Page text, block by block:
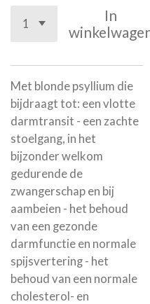
In
Met blonde psyllium die
bijdraagt tot: een vlotte
darmtransit - een zachte
stoelgang, in het
bijzonder welkom
gedurende de
zwangerschap en bij
aambeien - het behoud
van een gezonde
darmfunctie en normale
spijsvertering - het
behoud van een normale
cholesterol- en